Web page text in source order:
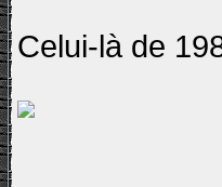
Celui-là de